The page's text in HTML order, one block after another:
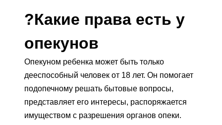
?Какие права есть у
опекунов
Опекуном ребенка может быть только
дееспособный человек от 18 лет. Он помогает
подопечному решать бытовые вопросы,
представляет его интересы, распоряжается
имуществом с разрешения органов опеки.